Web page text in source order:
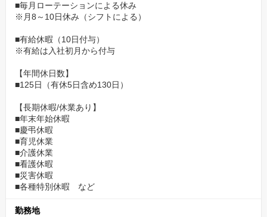
■毎月ローテーションによる休み
※月8～10日休み（シフトによる）
■有給休暇（10日付与）
※有給は入社初月から付与
【年間休日数】
■125日（有休5日含め130日）
【長期休暇/休業あり】
■年末年始休暇
■慶弔休暇
■育児休業
■介護休業
■看護休暇
■災害休暇
■各種特別休暇 など
勤務地